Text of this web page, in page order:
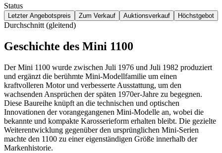
Status
Letzter Angebotspreis Zum Verkauf Auktionsverkauf Höchstgebot
Durchschnitt (gleitend)
Geschichte des Mini 1100
Der Mini 1100 wurde zwischen Juli 1976 und Juli 1982 produziert
und ergänzt die berühmte Mini-Modellfamilie um einen
kraftvolleren Motor und verbesserte Ausstattung, um den
wachsenden Ansprüchen der späten 1970er-Jahre zu begegnen.
Diese Baureihe knüpft an die technischen und optischen
Innovationen der vorangegangenen Mini-Modelle an, wobei die
bekannte und kompakte Karosserieform erhalten bleibt. Die gezielte
Weiterentwicklung gegenüber den ursprünglichen Mini-Serien
machte den 1100 zu einer eigenständigen Größe innerhalb der
Markenhistorie.